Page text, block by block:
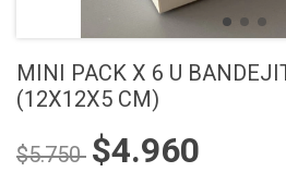
MINI PACK X 6 U
(12X12X5 CM)
$5.750 $4.960